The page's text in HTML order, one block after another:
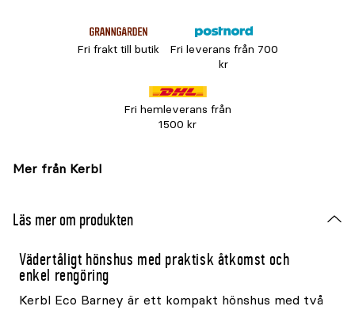
Fri frakt till butik
Fri leverans från 700
kr
Fri hemleverans från
1500 kr
Mer från Kerbl
Läs mer om produkten
Vädertåligt hönshus med praktisk åtkomst och
enkel rengöring
Kerbl Eco Barney är ett kompakt hönshus med två